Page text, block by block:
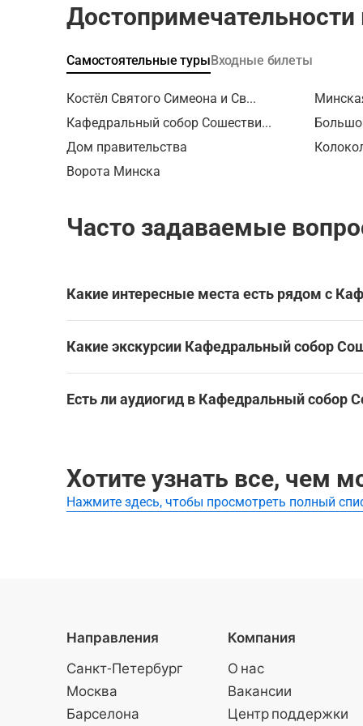
мстящей
пани мы
улице в
Затем
из
сквере
жизни.
его
тайны
мистике!
Самостоятельные турыВходные билеты
Костёл Святого Симеона и Св...
Кафедральный собор Сошестви...
Дом правительства
Ворота Минска
Часто задаваемые
Какие интересные места есть рядом с
Эти экскурсии охватывают Кафедральный
Минск: пешеходная экскурсия по
Какие экскурсии Кафедральный собор
Минск: пешеходная экскурсия по
Есть ли аудиогид в Кафедральный собор
Лучшие аудиогиды и самостоятельные
Минск: пешеходная экскурсия по
Хотите узнать все, чем
Нажмите здесь, чтобы просмотреть полный
Направления
Санкт-Петербург
Москва
Барселона
Компания
О нас
Вакансии
Центр поддержки